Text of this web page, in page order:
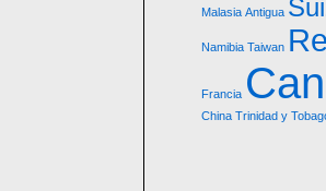
Malasia Antigua
Namibia Taiwan
Francia
China Trinidad y